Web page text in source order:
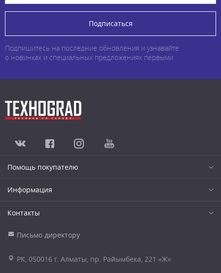
Подписаться
Подпишитесь на последние обновления и узнавайте
о новинках и специальных предложениях первыми
Помощь покупателю
Информация
Контакты
Письмо директору
РК, 050016 г. Алматы, пр. Райымбека, 221 «Ж»